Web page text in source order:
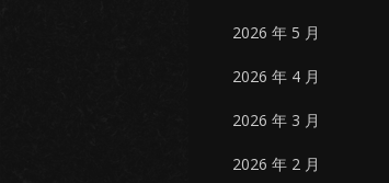
2026 年 5 月
2026 年 4 月
2026 年 3 月
2026 年 2 月